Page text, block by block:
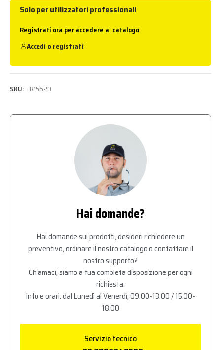
Solo per utilizzatori professionali
Registrati ora per accedere al catalogo
Accedi o registrati
SKU: TR15620
Hai domande?
Hai domande sui prodotti, desideri richiedere un
preventivo, ordinare il nostro catalogo o contattare il
nostro supporto?
Chiamaci, siamo a tua completa disposizione per ogni
richiesta.
Info e orari: dal Lunedì al Venerdì, 09:00-13:00 / 15:00-
18:00
Servizio tecnico